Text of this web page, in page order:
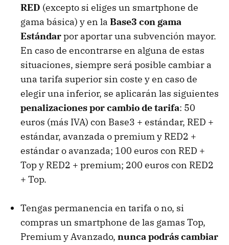
RED (excepto si eliges un smartphone de
gama básica) y en la Base3 con gama
Estándarpor aportar una subvención mayor.
En caso de encontrarse en alguna de estas
situaciones, siempre será posible cambiar a
una tarifa superior sin coste y en caso de
elegir una inferior, se aplicarán las siguientes
penalizaciones por cambio de tarifa: 50
euros (más IVA) con Base3 + estándar, RED +
estándar, avanzada o premium y RED2 +
estándar o avanzada; 100 euros con RED +
Top y RED2 + premium; 200 euros con RED2
+ Top.
Tengas permanencia en tarifa o no, si
compras un smartphone de las gamas Top,
Premium y Avanzado, nunca podrás cambiar